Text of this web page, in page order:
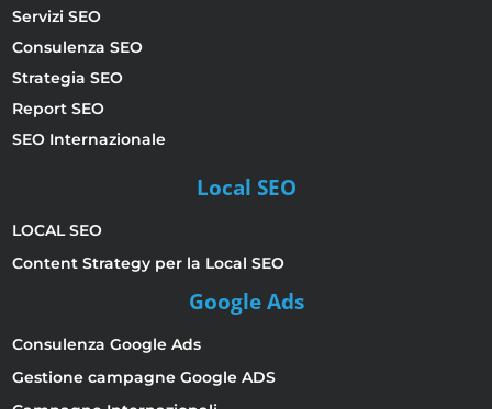
Servizi SEO
Consulenza SEO
Strategia SEO
Report SEO
SEO Internazionale
Local SEO
LOCAL SEO
Content Strategy per la Local SEO
Google Ads
Consulenza Google Ads
Gestione campagne Google ADS